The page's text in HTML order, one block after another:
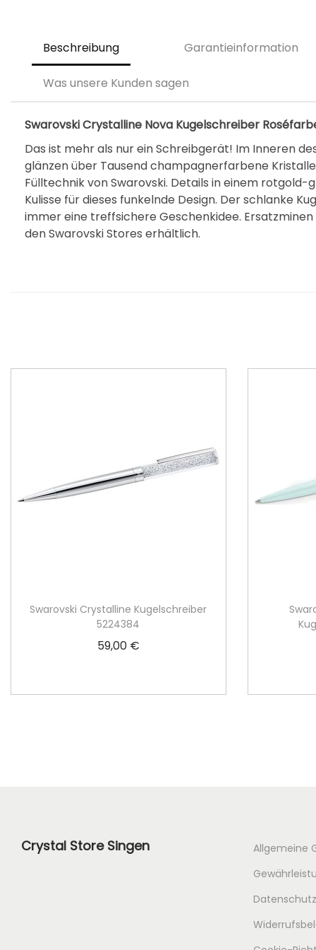
Beschreibung Garantieinformation
Was unsere Kunden sagen
Swarovski Crystalline Nova Kugelschreiber
Das ist mehr als nur ein Schreibgerät! Im Inneren
glänzen über Tausend champagnerfarbene
Fülltechnik von Swarovski. Details in einem rotgold-
Kulisse für dieses funkelnde Design. Der schlanke
immer eine treffsichere Geschenkidee.
den Swarovski Stores erhältlich.
Swarovski Crystalline Kugelschreiber
5224384
59,00 €
Crystal Store Singen
Allgemeine